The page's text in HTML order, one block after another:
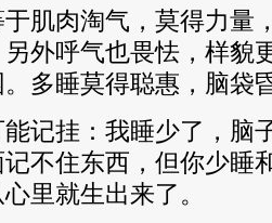
肌肉淘气，莫得力量
外呼气也畏怯，样貌
多睡莫得聪惠，脑袋
记挂：我睡少了，脑
不住东西，但你少睡
里就生出来了。